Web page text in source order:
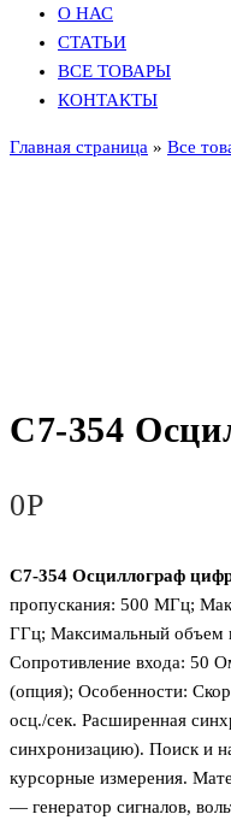
О НАС
СТАТЬИ
ВСЕ ТОВАРЫ
КОНТАКТЫ
Главная страница » Все
С7-354
0Р
С7-354 Осциллограф ц
пропускания: 500 МГц;
ГГц; Максимальный
Сопротивление входа: 50
(опция); Особенности:
осц./сек. Расширенная
синхронизацию). Поиск и
курсорные измерения.
— генератор сигналов,